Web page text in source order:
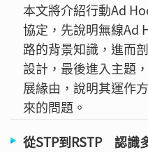
本文將介紹行動Ad
協定，先說明無線Ad
路的背景知識，進而
設計，最後進入主題
展緣由，說明其運作
來的問題。
從STP到RSTP 認識